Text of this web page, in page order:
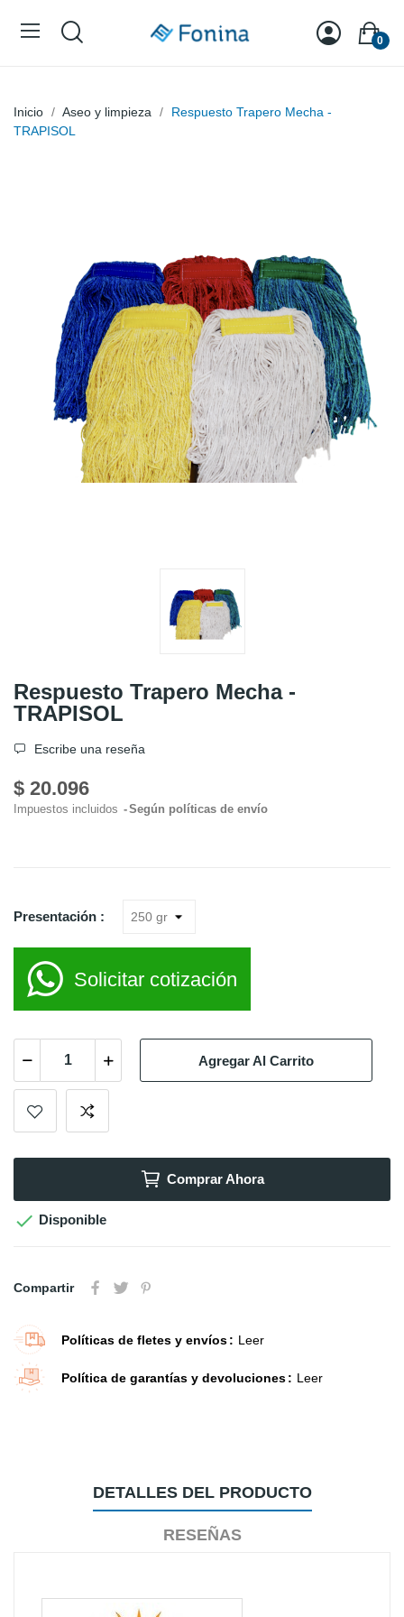
0
Inicio Aseo y limpieza
Respuesto Trapero Mecha -
TRAPISOL
Respuesto Trapero Mecha -
TRAPISOL
Escribe una reseña
$ 20.096
Impuestos incluidos Según políticas de envío
Presentación :
Solicitar cotización
Agregar Al Carrito
Comprar Ahora
 Disponible
Compartir
Políticas de fletes y envíos Leer
Política de garantías y devoluciones Leer
DETALLES DEL PRODUCTO
RESEÑAS